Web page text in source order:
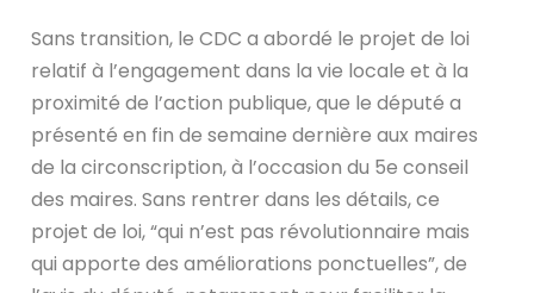
Sans transition, le CDC a abordé le projet de loi
relatif à l’engagement dans la vie locale et à la
proximité de l’action publique, que le député a
présenté en fin de semaine dernière aux maires
de la circonscription, à l’occasion du 5e conseil
des maires. Sans rentrer dans les détails, ce
projet de loi, “qui n’est pas révolutionnaire mais
qui apporte des améliorations ponctuelles”, de